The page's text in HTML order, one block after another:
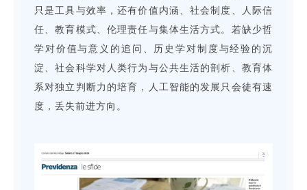
只是工具与效率，还有价值内涵、社会制度、人际信
任、教育模式、伦理责任与集体生活方式。若缺少哲
学对价值与意义的追问、历史学对制度与经验的沉
淀、社会科学对人类行为与公共生活的剖析、教育体
系对独立判断力的培育，人工智能的发展只会徒有速
度，丢失前进方向。